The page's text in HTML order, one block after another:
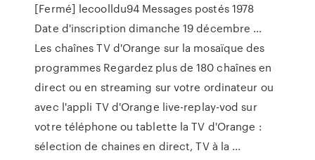
[Fermé] lecoolldu94 Messages postés 1978
Date d'inscription dimanche 19 décembre ...
Les chaînes TV d'Orange sur la mosaïque des
programmes Regardez plus de 180 chaînes en
direct ou en streaming sur votre ordinateur ou
avec l'appli TV d'Orange live-replay-vod sur
votre téléphone ou tablette la TV d'Orange :
sélection de chaines en direct, TV à la ...